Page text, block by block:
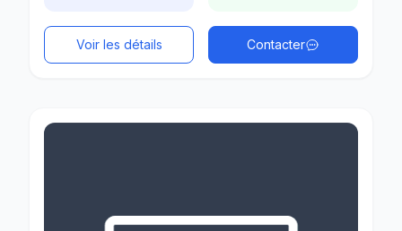
Voir les détails Contacter